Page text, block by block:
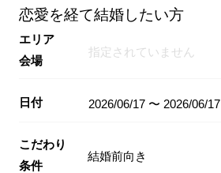
恋愛を経て結婚したい方
エリア
会場
指定されていません
日付 2026/06/17 〜 2026/06/17
こだわり
条件
結婚前向き